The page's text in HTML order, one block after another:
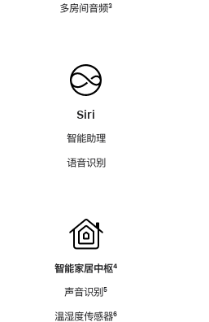
多房间音频脚
³
Siri
智能助理
语音识别
智能家居中枢脚
⁴
声音识别脚
⁵
温湿度传感器脚
⁶